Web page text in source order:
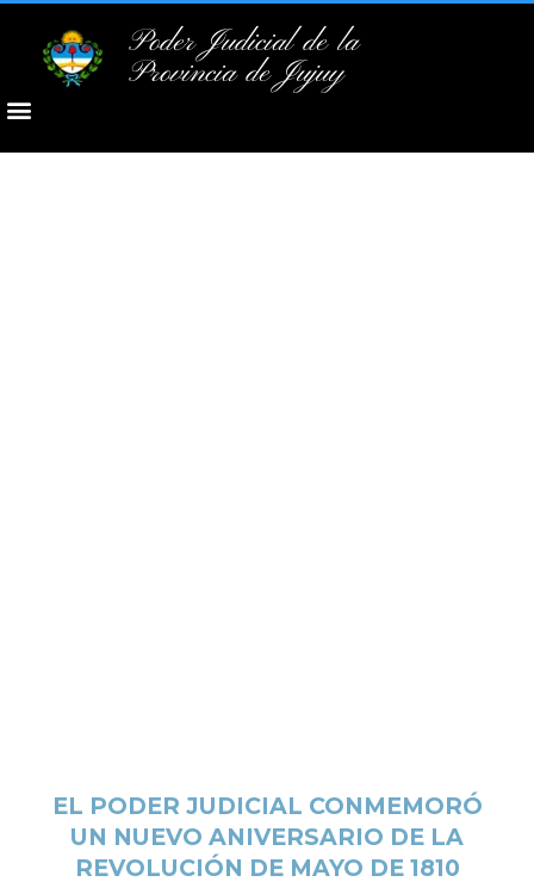
Poder Judicial de la
Provincia de Jujuy
EL PODER JUDICIAL CONMEMORÓ
UN NUEVO ANIVERSARIO DE LA
REVOLUCIÓN DE MAYO DE 1810